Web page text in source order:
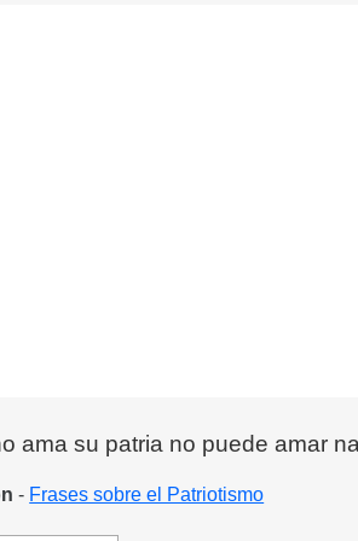
ama su patria no puede amar
- Frases sobre el Patriotismo